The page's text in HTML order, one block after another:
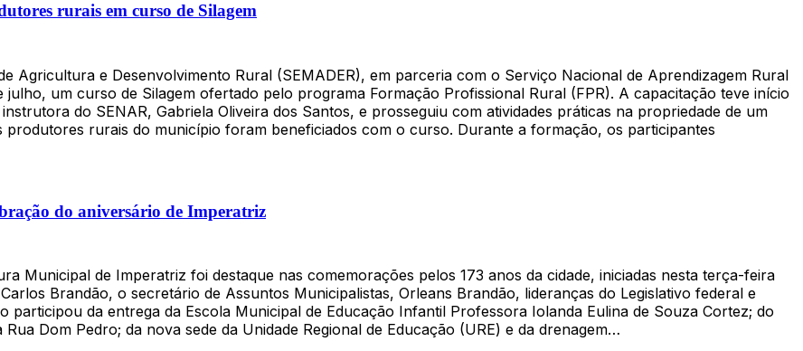
rurais em curso de Silagem
Agricultura e Desenvolvimento Rural (SEMADER), em parceria com o Serviço Nacional de Aprendizagem Rural
um curso de Silagem ofertado pelo programa Formação Profissional Rural (FPR). A capacitação teve início
do SENAR, Gabriela Oliveira dos Santos, e prosseguiu com atividades práticas na propriedade de um
rurais do município foram beneficiados com o curso. Durante a formação, os participantes
do aniversário de Imperatriz
Municipal de Imperatriz foi destaque nas comemorações pelos 173 anos da cidade, iniciadas nesta terça-feira
Brandão, o secretário de Assuntos Municipalistas, Orleans Brandão, lideranças do Legislativo federal e
participou da entrega da Escola Municipal de Educação Infantil Professora Iolanda Eulina de Souza Cortez; do
Dom Pedro; da nova sede da Unidade Regional de Educação (URE) e da drenagem…